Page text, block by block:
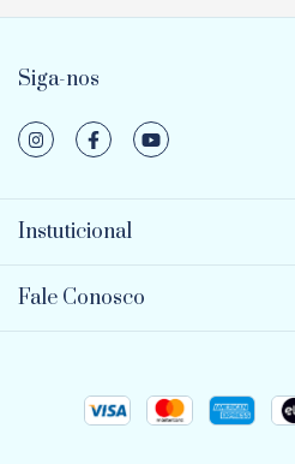
Siga-nos
Instuticional
Fale Conosco